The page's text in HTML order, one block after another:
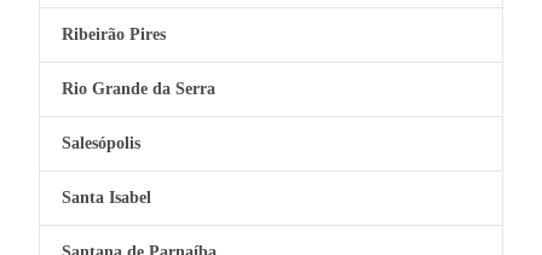
Ribeirão Pires
Rio Grande da Serra
Salesópolis
Santa Isabel